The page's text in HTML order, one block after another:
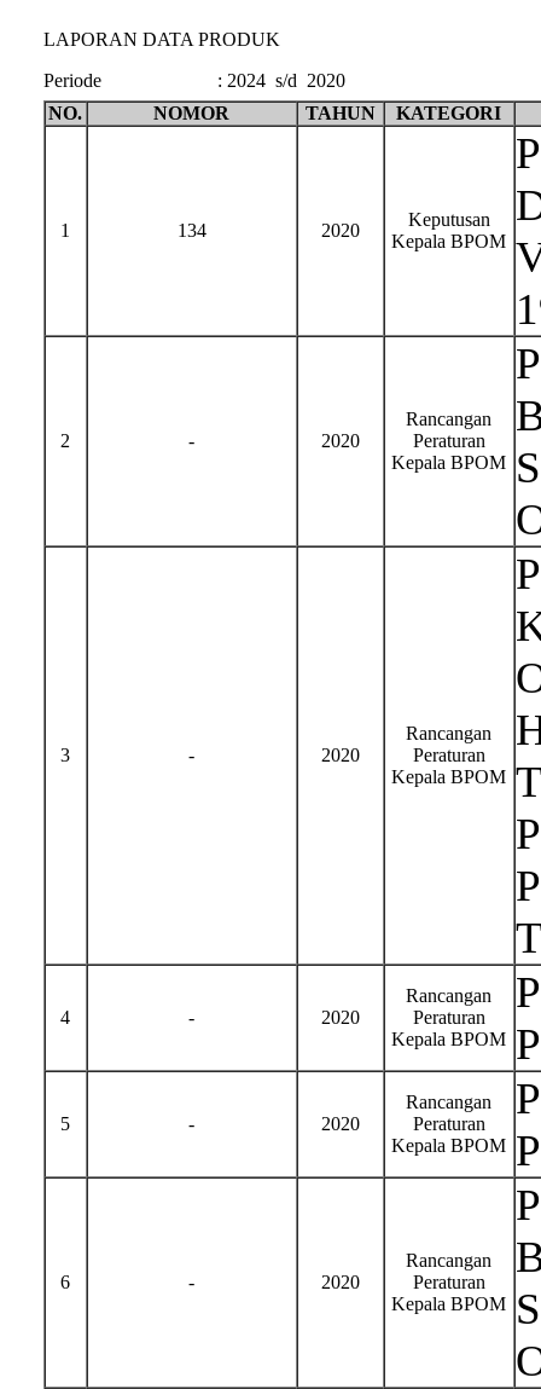
LAPORAN DATA PRODUK
Periode
: 2024 s/d 2020
NO.
NOMOR TAHUN KATEGORI
1 134 2020
Keputusan
Kepala BPOM
2 - 2020
Rancangan
Peraturan
Kepala BPOM
3 - 2020
Rancangan
Peraturan
Kepala BPOM
4 - 2020
Rancangan
Peraturan
Kepala BPOM
5 - 2020
Rancangan
Peraturan
Kepala BPOM
6 - 2020
Rancangan
Peraturan
Kepala BPOM